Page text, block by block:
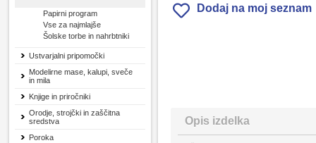
Papirni program
Vse za najmlajše
Šolske torbe in nahrbtniki
Ustvarjalni pripomočki
Modelirne mase, kalupi, sveče
in mila
Knjige in priročniki
Orodje, strojčki in zaščitna
sredstva
Poroka
Dodaj na moj seznam
Opis izdelka